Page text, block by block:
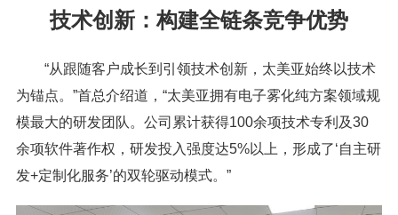
技术创新：构建全链条竞争优势
“从跟随客户成长到引领技术创新，太美亚始终以技术
为锚点。”首总介绍道，“太美亚拥有电子雾化纯方案领域规
模最大的研发团队。公司累计获得100余项技术专利及30
余项软件著作权，研发投入强度达5%以上，形成了‘自主研
发+定制化服务’的双轮驱动模式。”